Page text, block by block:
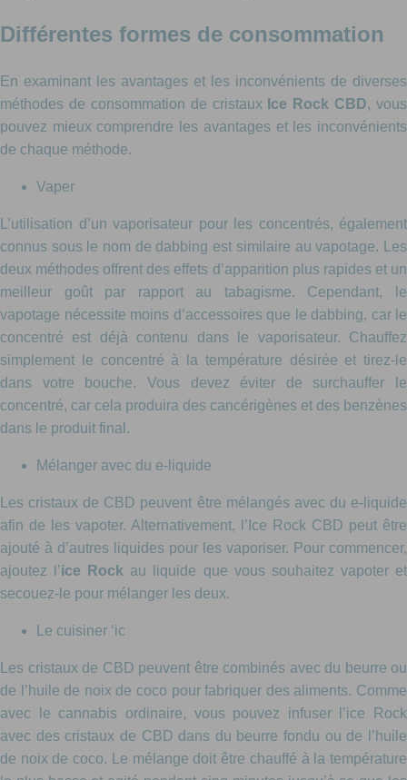
Différentes formes de consommation
En examinant les avantages et les inconvénients de diverses
méthodes de consommation de cristaux
Ice Rock CBD, vous
pouvez mieux comprendre les avantages et les inconvénients
de chaque méthode.
Vaper
L’utilisation d’un vaporisateur pour les concentrés, également
connus sous le nom de dabbing est similaire au vapotage. Les
deux méthodes offrent des effets d’apparition plus rapides et un
meilleur goût par rapport au tabagisme. Cependant, le
vapotage nécessite moins d’accessoires que le dabbing, car le
concentré est déjà contenu dans le vaporisateur. Chauffez
simplement le concentré à la température désirée et tirez-le
dans votre bouche. Vous devez éviter de surchauffer le
concentré, car cela produira des cancérigènes et des benzènes
dans le produit final.
Mélanger avec du e-liquide
Les cristaux de CBD peuvent être mélangés avec du e-liquide
afin de les vapoter. Alternativement, l’Ice Rock CBD peut être
ajouté à d’autres liquides pour les vaporiser. Pour commencer,
ajoutez l’ice Rock au liquide que vous souhaitez vapoter et
secouez-le pour mélanger les deux.
Le cuisiner ‘ic
Les cristaux de CBD peuvent être combinés avec du beurre ou
de l’huile de noix de coco pour fabriquer des aliments. Comme
avec le cannabis ordinaire, vous pouvez infuser l’ice Rock
avec des cristaux de CBD dans du beurre fondu ou de l’huile
de noix de coco. Le mélange doit être chauffé à la température